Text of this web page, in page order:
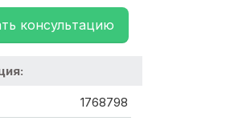
консультацию
1768798